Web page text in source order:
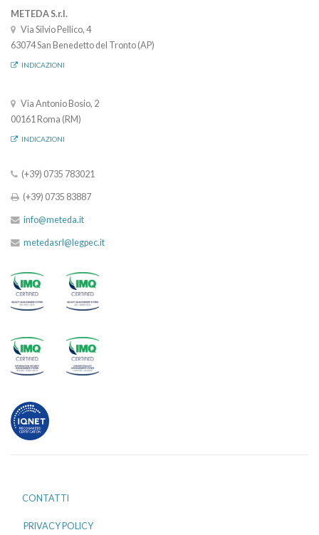
METEDA S.r.l.
Via Silvio Pellico, 4
63074 San Benedetto del Tronto (AP)
INDICAZIONI
Via Antonio Bosio, 2
00161 Roma (RM)
INDICAZIONI
(+39) 0735 783021
(+39) 0735 83887
info@meteda.it
metedasrl@legpec.it
CONTATTI
PRIVACY POLICY